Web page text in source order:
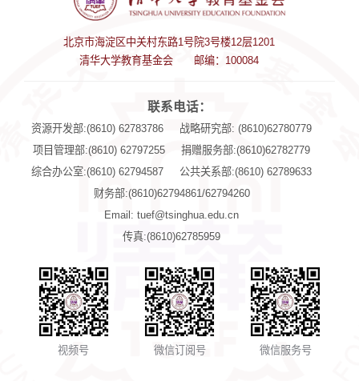
北京市海淀区中关村东路1号院3号楼12层1201
清华大学教育基金会
邮编：100084
联系电话：
资源开发部:(8610) 62783786
战略研究部: (8610)62780779
项目管理部:(8610) 62797255
捐赠服务部:(8610)62782779
综合办公室:(8610) 62794587
公共关系部:(8610) 62789633
财务部:(8610)62794861/62794260
Email: tuef@tsinghua.edu.cn
传真:(8610)62785959
视频号 微信订阅号 微信服务号